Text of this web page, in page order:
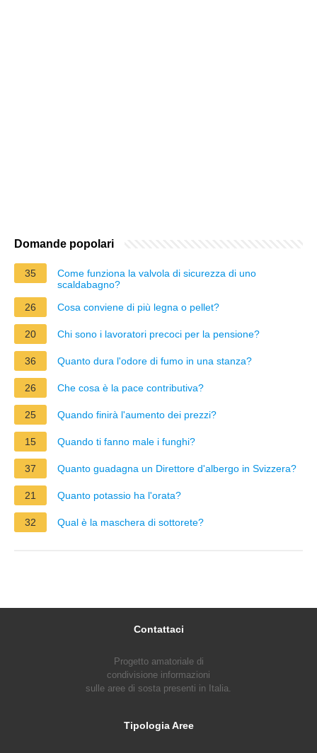
Domande popolari
35
Come funziona la valvola di sicurezza di uno
scaldabagno?
26
Cosa conviene di più legna o pellet?
20 Chi sono i lavoratori precoci per la pensione?
36 Quanto dura l'odore di fumo in una stanza?
26 Che cosa è la pace contributiva?
25 Quando finirà l'aumento dei prezzi?
15 Quando ti fanno male i funghi?
37 Quanto guadagna un Direttore d'albergo in Svizzera?
21 Quanto potassio ha l'orata?
32 Qual è la maschera di sottorete?
Contattaci
Progetto amatoriale di
condivisione informazioni
sulle aree di sosta presenti in Italia.
Tipologia Aree